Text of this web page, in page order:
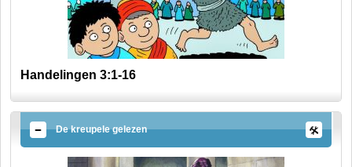
Handelingen 3:1-16
De kreupele gelezen